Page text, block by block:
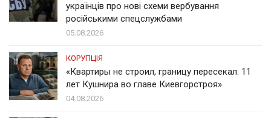
українців про нові схеми вербування
російськими спецслужбами
05.08.2026
КОРУПЦІЯ
«Квартиры не строил, границу пересекал: 11
лет Кушнира во главе Киевгорстроя»
04.08.2026